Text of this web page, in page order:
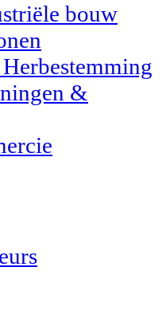
bouw
&